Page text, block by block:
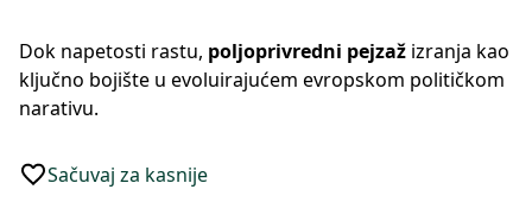
Dok napetosti rastu, poljoprivredni pejzaž izranja kao
ključno bojište u evoluirajućem evropskom političkom
narativu.
Sačuvaj za kasnije